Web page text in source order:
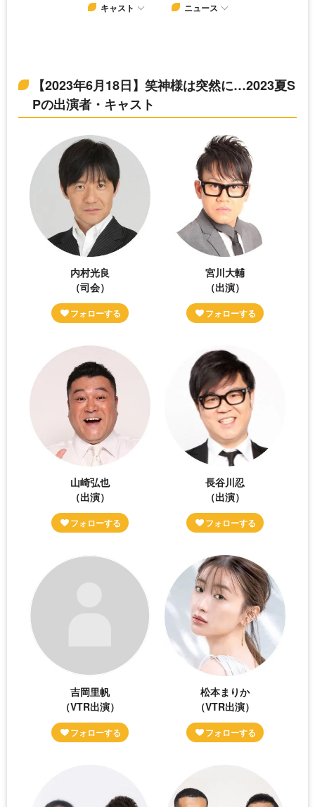
キャスト ニュース
【2023年6月18日】笑神様は突然に…2023夏S
Pの出演者・キャスト
内村光良
（司会）
宮川大輔
（出演）
山崎弘也
（出演）
長谷川忍
（出演）
吉岡里帆
（VTR出演）
松本まりか
（VTR出演）